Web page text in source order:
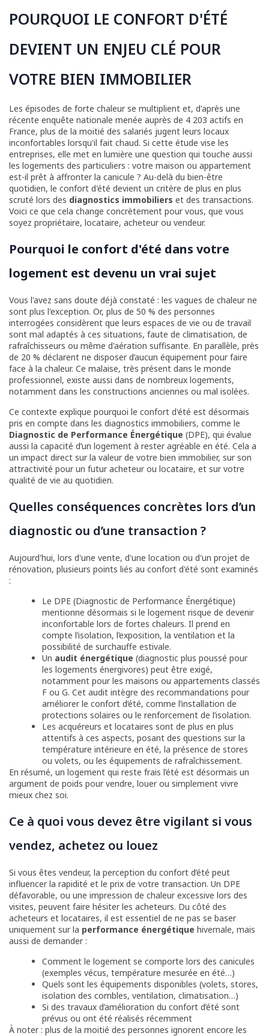
POURQUOI LE CONFORT D'ÉTÉ
DEVIENT UN ENJEU CLÉ POUR
VOTRE BIEN IMMOBILIER
Les épisodes de forte chaleur se multiplient et, d'après une
récente enquête nationale menée auprès de 4 203 actifs en
France, plus de la moitié des salariés jugent leurs locaux
inconfortables lorsqu'il fait chaud. Si cette étude vise les
entreprises, elle met en lumière une question qui touche aussi
les logements des particuliers : votre maison ou appartement
est-il prêt à affronter la canicule ? Au-delà du bien-être
quotidien, le confort d'été devient un critère de plus en plus
scruté lors des diagnostics immobiliers et des transactions.
Voici ce que cela change concrètement pour vous, que vous
soyez propriétaire, locataire, acheteur ou vendeur.
Pourquoi le confort d'été dans votre
logement est devenu un vrai sujet
Vous l'avez sans doute déjà constaté : les vagues de chaleur ne
sont plus l'exception. Or, plus de 50 % des personnes
interrogées considèrent que leurs espaces de vie ou de travail
sont mal adaptés à ces situations, faute de climatisation, de
rafraîchisseurs ou même d'aération suffisante. En parallèle, près
de 20 % déclarent ne disposer d’aucun équipement pour faire
face à la chaleur. Ce malaise, très présent dans le monde
professionnel, existe aussi dans de nombreux logements,
notamment dans les constructions anciennes ou mal isolées.
Ce contexte explique pourquoi le confort d'été est désormais
pris en compte dans les diagnostics immobiliers, comme le
Diagnostic de Performance Énergétique (DPE), qui évalue
aussi la capacité d’un logement à rester agréable en été. Cela a
un impact direct sur la valeur de votre bien immobilier, sur son
attractivité pour un futur acheteur ou locataire, et sur votre
qualité de vie au quotidien.
Quelles conséquences concrètes lors d’un
diagnostic ou d’une transaction ?
Aujourd'hui, lors d'une vente, d'une location ou d'un projet de
rénovation, plusieurs points liés au confort d'été sont examinés
:
Le DPE (Diagnostic de Performance Énergétique)
mentionne désormais si le logement risque de devenir
inconfortable lors de fortes chaleurs. Il prend en
compte l’isolation, l’exposition, la ventilation et la
possibilité de surchauffe estivale.
Un audit énergétique (diagnostic plus poussé pour
les logements énergivores) peut être exigé,
notamment pour les maisons ou appartements classés
F ou G. Cet audit intègre des recommandations pour
améliorer le confort d’été, comme l’installation de
protections solaires ou le renforcement de l’isolation.
Les acquéreurs et locataires sont de plus en plus
attentifs à ces aspects, posant des questions sur la
température intérieure en été, la présence de stores
ou volets, ou les équipements de rafraîchissement.
En résumé, un logement qui reste frais l’été est désormais un
argument de poids pour vendre, louer ou simplement vivre
mieux chez soi.
Ce à quoi vous devez être vigilant si vous
vendez, achetez ou louez
Si vous êtes vendeur, la perception du confort d’été peut
influencer la rapidité et le prix de votre transaction. Un DPE
défavorable, ou une impression de chaleur excessive lors des
visites, peuvent faire hésiter les acheteurs. Du côté des
acheteurs et locataires, il est essentiel de ne pas se baser
uniquement sur la performance énergétique hivernale, mais
aussi de demander :
Comment le logement se comporte lors des canicules
(exemples vécus, température mesurée en été…)
Quels sont les équipements disponibles (volets, stores,
isolation des combles, ventilation, climatisation…)
Si des travaux d’amélioration du confort d’été sont
prévus ou ont été réalisés récemment
À noter : plus de la moitié des personnes ignorent encore les